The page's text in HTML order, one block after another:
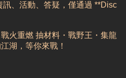
訊、活動、答疑，僅通過 **Disc
火重燃 抽材料・戰野王・集龍
湖，等你來戰！